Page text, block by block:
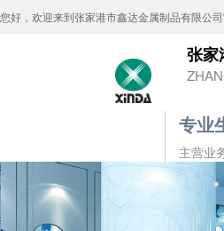
您好，欢迎来到张家港市鑫达金属制品有限公司
张家
专业
主营业